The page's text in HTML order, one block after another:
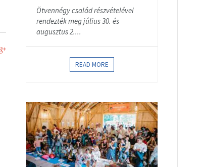
Ötvennégy család részvételével
rendezték meg július 30. és
augusztus 2....
READ MORE